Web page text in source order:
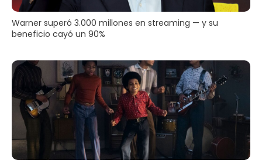
Warner superó 3.000 millones en streaming — y su
beneficio cayó un 90%